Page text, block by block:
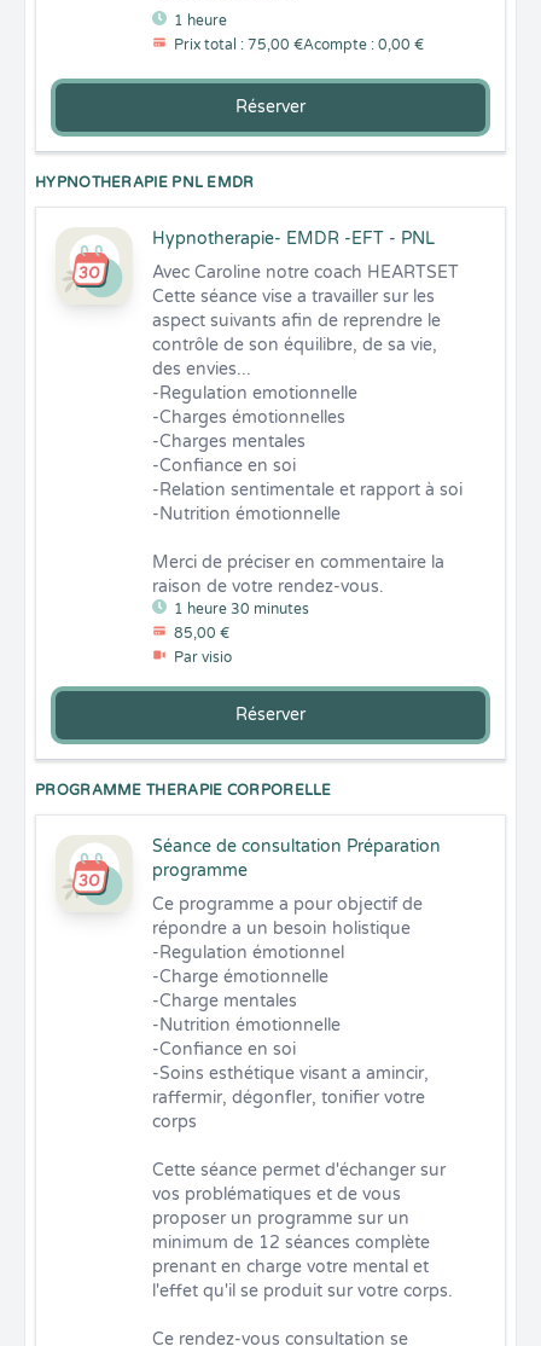
1 heure
Prix total : 75,00 €Acompte : 0,00 €
Réserver
HYPNOTHERAPIE PNL EMDR
Hypnotherapie- EMDR -EFT - PNL
1 heure 30 minutes
85,00 €
Par visio
Avec Caroline notre coach HEARTSET
Cette séance vise a travailler sur les
aspect suivants afin de reprendre le
contrôle de son équilibre, de sa vie,
des envies...
-Regulation emotionnelle
-Charges émotionnelles
-Charges mentales
-Confiance en soi
-Relation sentimentale et rapport à soi
-Nutrition émotionnelle
Merci de préciser en commentaire la
raison de votre rendez-vous.
Réserver
PROGRAMME THERAPIE CORPORELLE
Séance de consultation Préparation
programme
Ce programme a pour objectif de
répondre a un besoin holistique
-Regulation émotionnel
-Charge émotionnelle
-Charge mentales
-Nutrition émotionnelle
-Confiance en soi
-Soins esthétique visant a amincir,
raffermir, dégonfler, tonifier votre
corps
Cette séance permet d'échanger sur
vos problématiques et de vous
proposer un programme sur un
minimum de 12 séances complète
prenant en charge votre mental et
l'effet qu'il se produit sur votre corps.
Ce rendez-vous consultation se